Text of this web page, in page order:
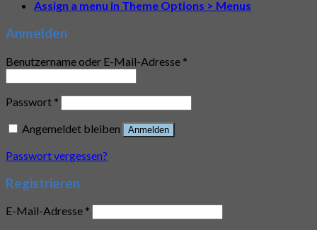
Assign a menu in Theme Options > Menus
Anmelden
Benutzername oder E-Mail-Adresse *
Passwort *
Angemeldet bleiben
Anmelden
Passwort vergessen?
Registrieren
E-Mail-Adresse *